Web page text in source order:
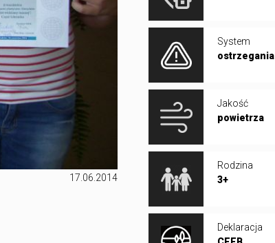
17.06.2014
System
ostrzegania
Jakość
powietrza
Rodzina
3+
Deklaracja